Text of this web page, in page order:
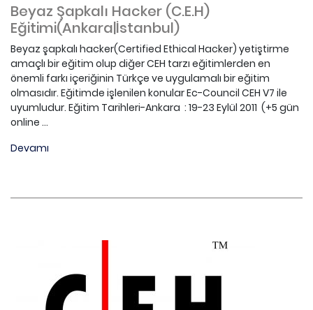
Beyaz Şapkalı Hacker (C.E.H)
Eğitimi(Ankara|İstanbul)
Beyaz şapkalı hacker(Certified Ethical Hacker) yetiştirme
amaçlı bir eğitim olup diğer CEH tarzı eğitimlerden en
önemli farkı içeriğinin Türkçe ve uygulamalı bir eğitim
olmasıdır. Eğitimde işlenilen konular Ec-Council CEH V7 ile
uyumludur. Eğitim Tarihleri-Ankara : 19-23 Eylül 2011 (+5 gün
online ...
Devamı